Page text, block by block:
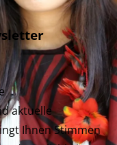
aktuelle
Ihnen Stimmen